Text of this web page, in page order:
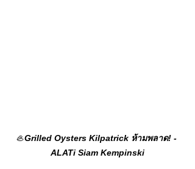
🦪Grilled Oysters Kilpatrick ห้ามพลาด! -
ALATi Siam Kempinski